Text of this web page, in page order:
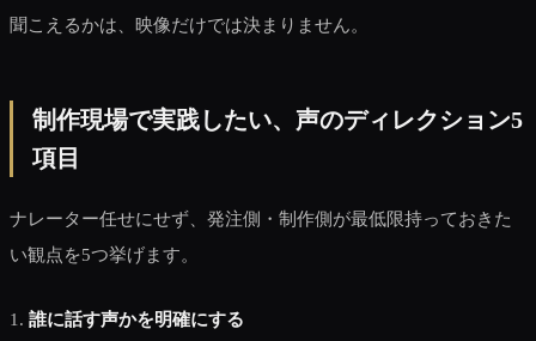
聞こえるかは、映像だけでは決まりません。
制作現場で実践したい、声のディレクション5
項目
ナレーター任せにせず、発注側・制作側が最低限持っておきた
い観点を5つ挙げます。
1. 誰に話す声かを明確にする